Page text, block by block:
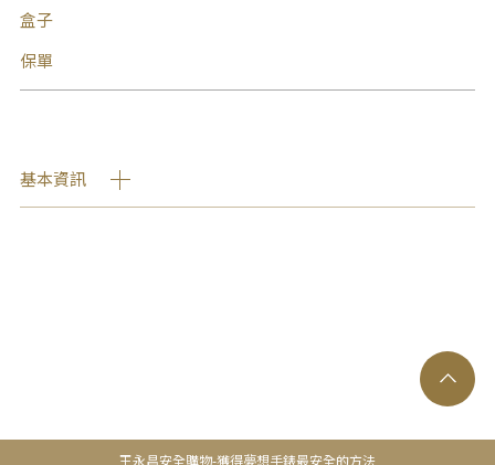
盒子
保單
基本資訊
王永昌安全購物-獲得夢想手錶最安全的方法